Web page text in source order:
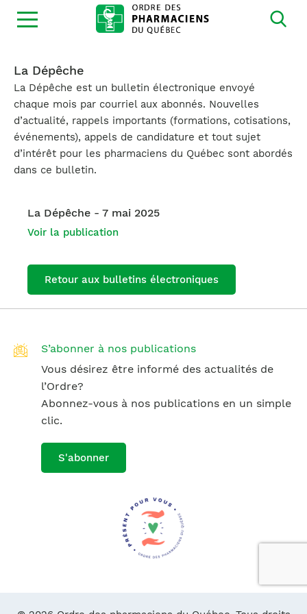
Ouvrir
la
La Dépêche
La Dépêche est un bulletin électronique envoyé
chaque mois par courriel aux abonnés. Nouvelles
d’actualité, rappels importants (formations, cotisations,
événements), appels de candidature et tout sujet
d’intérêt pour les pharmaciens du Québec sont abordés
dans ce bulletin.
La Dépêche - 7 mai 2025
Voir la publication
Retour aux bulletins électroniques
S’abonner à nos publications
Vous désirez être informé des actualités de
l’Ordre?
Abonnez-vous à nos publications en un simple
clic.
S'abonner